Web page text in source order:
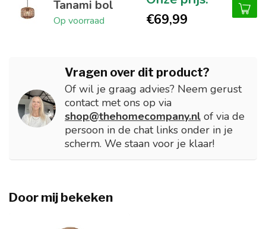
Tanami bol
Op voorraad €69,99
Vragen over dit product?
Of wil je graag advies? Neem gerust
contact met ons op via
shop@thehomecompany.nl of via de
persoon in de chat links onder in je
scherm. We staan voor je klaar!
Door mij bekeken